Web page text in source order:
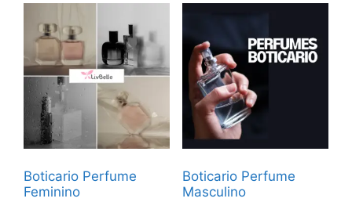
Boticario Perfume
Feminino
Boticario Perfume
Masculino